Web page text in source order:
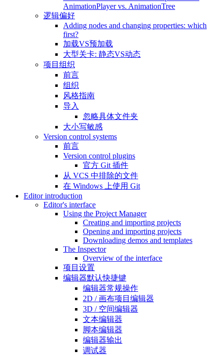
AnimationPlayer vs. AnimationTree
逻辑偏好
Adding nodes and changing properties: which
first?
加载VS预加载
大型关卡: 静态VS动态
项目组织
前言
组织
风格指南
导入
忽略具体文件夹
大小写敏感
Version control systems
前言
Version control plugins
官方 Git 插件
从 VCS 中排除的文件
在 Windows 上使用 Git
Editor introduction
Editor's interface
Using the Project Manager
Creating and importing projects
Opening and importing projects
Downloading demos and templates
The Inspector
Overview of the interface
项目设置
编辑器默认快捷键
编辑器常规操作
2D / 画布项目编辑器
3D / 空间编辑器
文本编辑器
脚本编辑器
编辑器输出
调试器